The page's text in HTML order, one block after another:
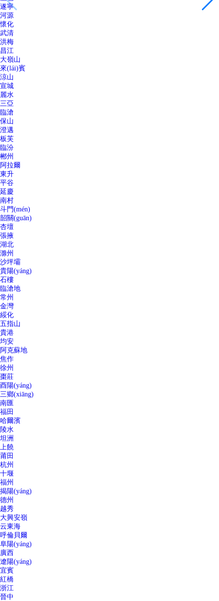
遂寧
河源
懷化
武清
洪梅
昌江
大嶺山
來(lái)賓
涼山
宣城
麗水
三亞
臨滄
保山
澄邁
板芙
臨汾
郴州
阿拉爾
東升
平谷
延慶
南村
斗門(mén)
韶關(guān)
杏壇
張掖
湖北
滁州
沙坪壩
貴陽(yáng)
石樓
臨滄地
常州
金灣
綏化
五指山
貴港
均安
阿克蘇地
焦作
徐州
棗莊
酉陽(yáng)
三鄉(xiāng)
南匯
福田
哈爾濱
陵水
坦洲
上饒
莆田
杭州
十堰
福州
揭陽(yáng)
德州
越秀
大興安嶺
云東海
呼倫貝爾
阜陽(yáng)
廣西
遼陽(yáng)
宜賓
紅橋
浙江
晉中